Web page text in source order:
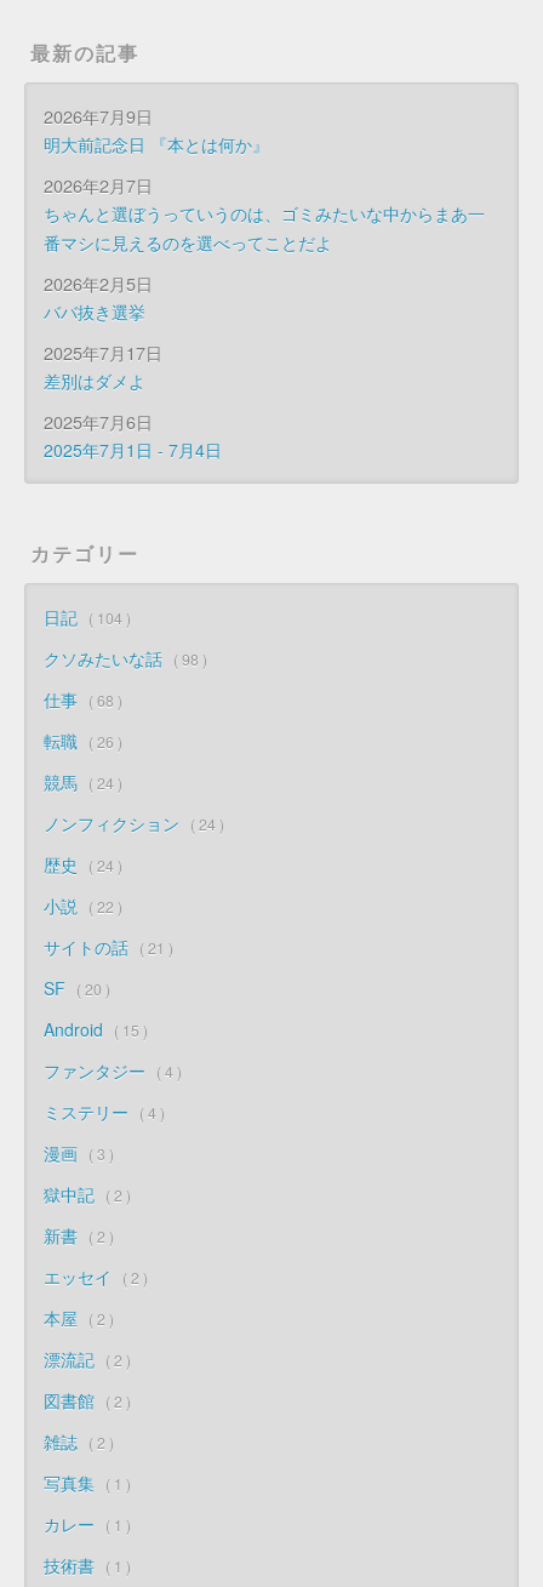
最新の記事
2026年7月9日
明大前記念日 『本とは何か』
2026年2月7日
ちゃんと選ぼうっていうのは、ゴミみたいな中からまあ一
番マシに見えるのを選べってことだよ
2026年2月5日
ババ抜き選挙
2025年7月17日
差別はダメよ
2025年7月6日
2025年7月1日 - 7月4日
カテゴリー
日記 104
クソみたいな話 98
仕事 68
転職 26
競馬 24
ノンフィクション 24
歴史 24
小説 22
サイトの話 21
SF 20
Android 15
ファンタジー 4
ミステリー 4
漫画 3
獄中記 2
新書 2
エッセイ 2
本屋 2
漂流記 2
図書館 2
雑誌 2
写真集 1
カレー 1
技術書 1